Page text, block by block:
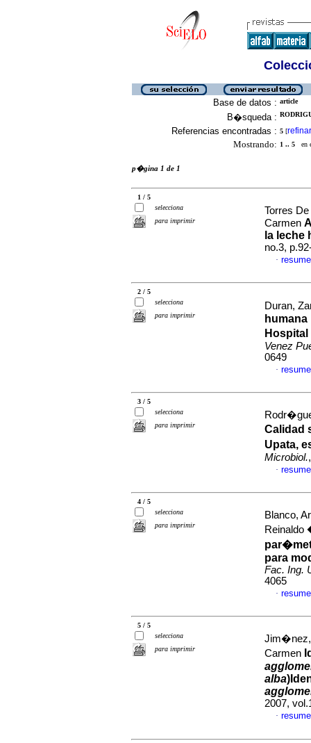
Base de datos : article
B�squeda :
Referencias encontradas : 5 [refinar
Mostrando: 1 .. 5 en
p�gina 1 de 1
1 / 5
selecciona
para imprimir
Torres
Carmen
la leche
no.3,
·
2 / 5
selecciona
para imprimir
Duran,
Venez
0649
·
3 / 5
selecciona
para imprimir
Calidad
Upata,
Microbiol.
·
4 / 5
selecciona
para imprimir
Blanco,
Reinaldo
para
Fac. Ing.
4065
·
5 / 5
selecciona
para imprimir
Jim�nez,
Carmen
alba)
2007,
·